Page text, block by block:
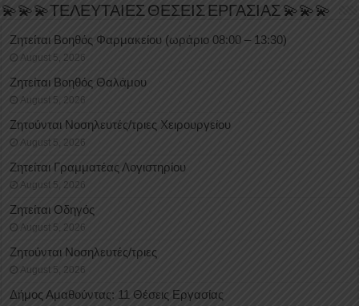
💫💫💫ΤΕΛΕΥΤΑΙΕΣ ΘΕΣΕΙΣ ΕΡΓΑΣΙΑΣ 💫💫💫
Ζητείται Βοηθός Φαρμακείου (ωράριο 08:00 – 13:30)
August 5, 2026
Ζητείται Βοηθός Θαλάμου
August 5, 2026
Ζητούνται Νοσηλευτές/τριες Χειρουργείου
August 5, 2026
Ζητείται Γραμματέας Λογιστηρίου
August 5, 2026
Ζητείται Οδηγός
August 5, 2026
Ζητούνται Νοσηλευτές/τριες
August 5, 2026
Δήμος Αμαθούντας: 11 Θέσεις Εργασίας